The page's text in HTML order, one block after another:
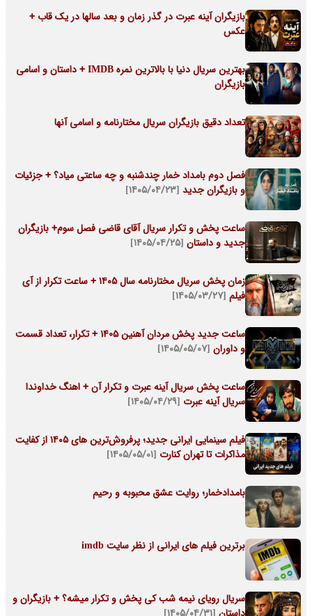
بازیگران آینه عبرت در گذر زمان و بعد سالها در یک قاب +
عکس
بهترین سریال دنیا با بالاترین نمره IMDB + داستان و اسامی
بازیگران
تعداد دقیق بازیگران سریال مختارنامه و اسامی آنها
فصل دوم بامداد خمار چندشنبه و چه ساعتی میاد؟ + جزئیات
و بازیگران جدید [۱۴۰۵/۰۴/۲۳]
ساعت پخش و تکرار سریال آقای قاضی فصل سوم+ بازیگران
جدید و داستان [۱۴۰۵/۰۴/۲۵]
زمان پخش سریال مختارنامه سال ۱۴۰۵ + ساعت تکرار از آی
فیلم [۱۴۰۵/۰۳/۲۷]
ساعت جدید پخش مردان آهنین 1405 + تکرار، تعداد قسمت
و داوران [۱۴۰۵/۰۵/۰۷]
ساعت پخش سریال آینه عبرت و تکرار آن + اهنگ خداوندا
سریال آینه عبرت [۱۴۰۵/۰۴/۲۹]
فیلم سینمایی ایرانی جدید؛ پرفروش‌ترین های ۱۴۰۵ از کفایت
مذاکرات تا تهران کنارت [۱۴۰۵/۰۵/۰۱]
بامدادخمار؛ روایت عشق محبوبه و رحیم
برترین فیلم های ایرانی از نظر سایت imdb
سریال رویای نیمه شب کی پخش و تکرار میشه؟ + بازیگران و